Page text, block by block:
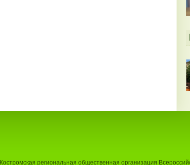
Костромская региональная общественная организация